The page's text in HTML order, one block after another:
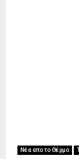
Νέα απο το Θέρμο